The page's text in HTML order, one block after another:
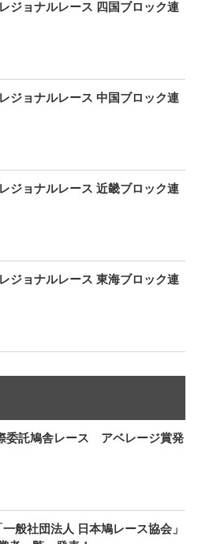
ジョナルレース 四国ブロック連
ジョナルレース 中国ブロック連
ジョナルレース 近畿ブロック連
ジョナルレース 東海ブロック連
委託鳩舎レース アベレージ賞発
般社団法人 日本鳩レース協会」